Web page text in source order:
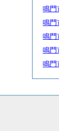
鳴門
鳴門
鳴門
鳴門
鳴門